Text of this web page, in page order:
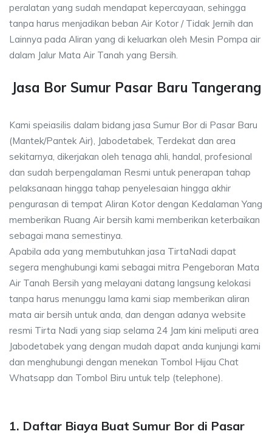
peralatan yang sudah mendapat kepercayaan, sehingga
tanpa harus menjadikan beban Air Kotor / Tidak Jernih dan
Lainnya pada Aliran yang di keluarkan oleh Mesin Pompa air
dalam Jalur Mata Air Tanah yang Bersih.
Jasa Bor Sumur Pasar Baru Tangerang
Kami speiasilis dalam bidang jasa Sumur Bor di Pasar Baru
(Mantek/Pantek Air), Jabodetabek, Terdekat dan area
sekitarnya, dikerjakan oleh tenaga ahli, handal, profesional
dan sudah berpengalaman Resmi untuk penerapan tahap
pelaksanaan hingga tahap penyelesaian hingga akhir
pengurasan di tempat Aliran Kotor dengan Kedalaman Yang
memberikan Ruang Air bersih kami memberikan keterbaikan
sebagai mana semestinya.
Apabila ada yang membutuhkan jasa TirtaNadi dapat
segera menghubungi kami sebagai mitra Pengeboran Mata
Air Tanah Bersih yang melayani datang langsung kelokasi
tanpa harus menunggu lama kami siap memberikan aliran
mata air bersih untuk anda, dan dengan adanya website
resmi Tirta Nadi yang siap selama 24 Jam kini meliputi area
Jabodetabek yang dengan mudah dapat anda kunjungi kami
dan menghubungi dengan menekan Tombol Hijau Chat
Whatsapp dan Tombol Biru untuk telp (telephone).
1. Daftar Biaya Buat Sumur Bor di Pasar